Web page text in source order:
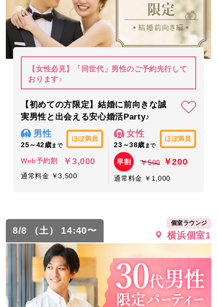
【女性必見】「同世代」男性のご予約先行して
おります♪
【初めての方限定】結婚に前向きな誠
実男性と出会える安心婚活Party♪
男性
25～42歳まで
ほぼ満員
Web予約割 ￥3,000
通常料金 ￥3,500
女性
23～38歳 まで
ほぼ満員
早割 ￥500 ￥200
通常料金 ￥1,000
8/8 （土） 14:40〜
個室ラウンジ
横浜個室1